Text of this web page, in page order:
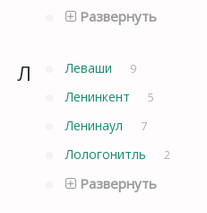
Развернуть
Л Леваши 9
Ленинкент 5
Ленинаул 7
Лологонитль 2
Развернуть